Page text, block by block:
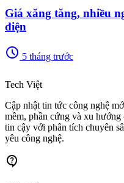
Giá xăng tăng, nhiều
điện
schedule 5 tháng trước
Tech Việt
Cập nhật tin tức công nghệ
mềm, phần cứng và xu
tin cậy với phân tích chuyên
yêu công nghệ.
contact_support